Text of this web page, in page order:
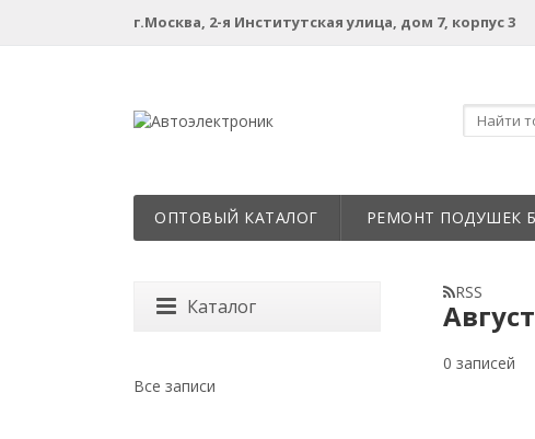
г.Москва, 2-я Институтская улица, дом 7, корпус 3
ОПТОВЫЙ КАТАЛОГ РЕМОНТ ПОДУШЕК
RSS
0 записей
Каталог
Все записи